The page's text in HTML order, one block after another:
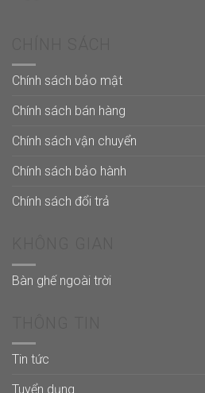
Chính sách bảo mật
Chính sách bán hàng
Chính sách vận chuyển
Chính sách bảo hành
Chính sách đổi trả
Bàn ghế ngoài trời
Tin tức
Tuyển dụng